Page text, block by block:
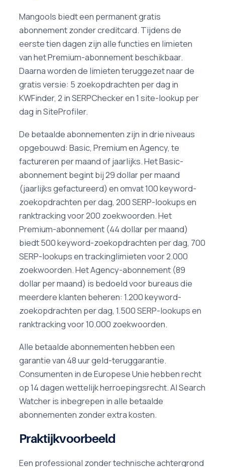
Mangools biedt een permanent gratis
abonnement zonder creditcard. Tijdens de
eerste tien dagen zijn alle functies en limieten
van het Premium-abonnement beschikbaar.
Daarna worden de limieten teruggezet naar de
gratis versie: 5 zoekopdrachten per dag in
KWFinder, 2 in SERPChecker en 1 site-lookup per
dag in SiteProfiler.
De betaalde abonnementen zijn in drie niveaus
opgebouwd: Basic, Premium en Agency, te
factureren per maand of jaarlijks. Het Basic-
abonnement begint bij 29 dollar per maand
(jaarlijks gefactureerd) en omvat 100 keyword-
zoekopdrachten per dag, 200 SERP-lookups en
ranktracking voor 200 zoekwoorden. Het
Premium-abonnement (44 dollar per maand)
biedt 500 keyword-zoekopdrachten per dag, 700
SERP-lookups en trackinglimieten voor 2.000
zoekwoorden. Het Agency-abonnement (89
dollar per maand) is bedoeld voor bureaus die
meerdere klanten beheren: 1.200 keyword-
zoekopdrachten per dag, 1.500 SERP-lookups en
ranktracking voor 10.000 zoekwoorden.
Alle betaalde abonnementen hebben een
garantie van 48 uur geld-teruggarantie.
Consumenten in de Europese Unie hebben recht
op 14 dagen wettelijk herroepingsrecht. AI Search
Watcher is inbegrepen in alle betaalde
abonnementen zonder extra kosten.
Praktijkvoorbeeld
Een professional zonder technische achtergrond